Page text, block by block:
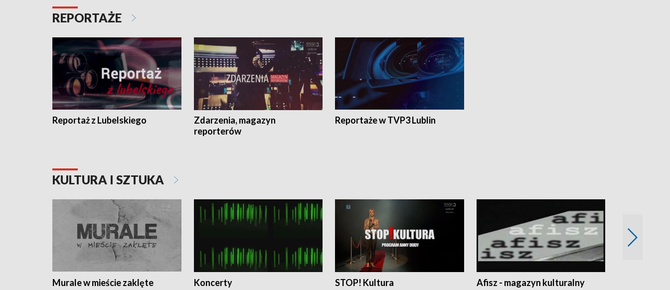
REPORTAŻE
Reportaż z Lubelskiego
Zdarzenia, magazyn
reporterów
Reportaże w TVP3 Lublin
KULTURA I SZTUKA
Murale w mieście zaklęte Koncerty STOP! Kultura Afisz - magazyn kulturalny